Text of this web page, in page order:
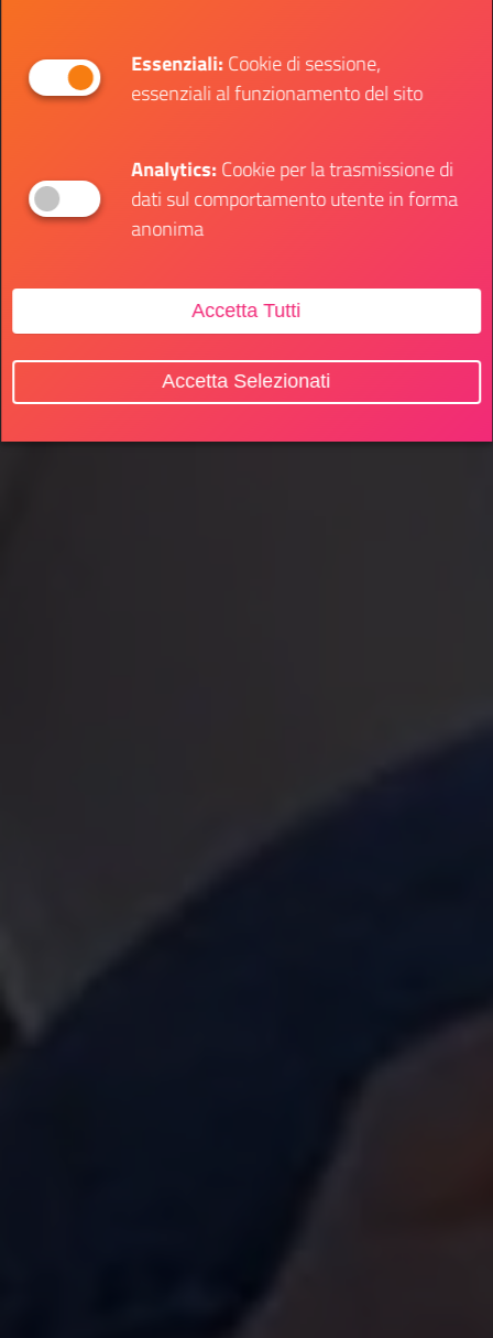
Essenziali:Cookie di sessione,
essenziali al funzionamento del sito
Analytics:Cookie per la trasmissione di
dati sul comportamento utente in forma
anonima
Accetta Tutti
Accetta Selezionati